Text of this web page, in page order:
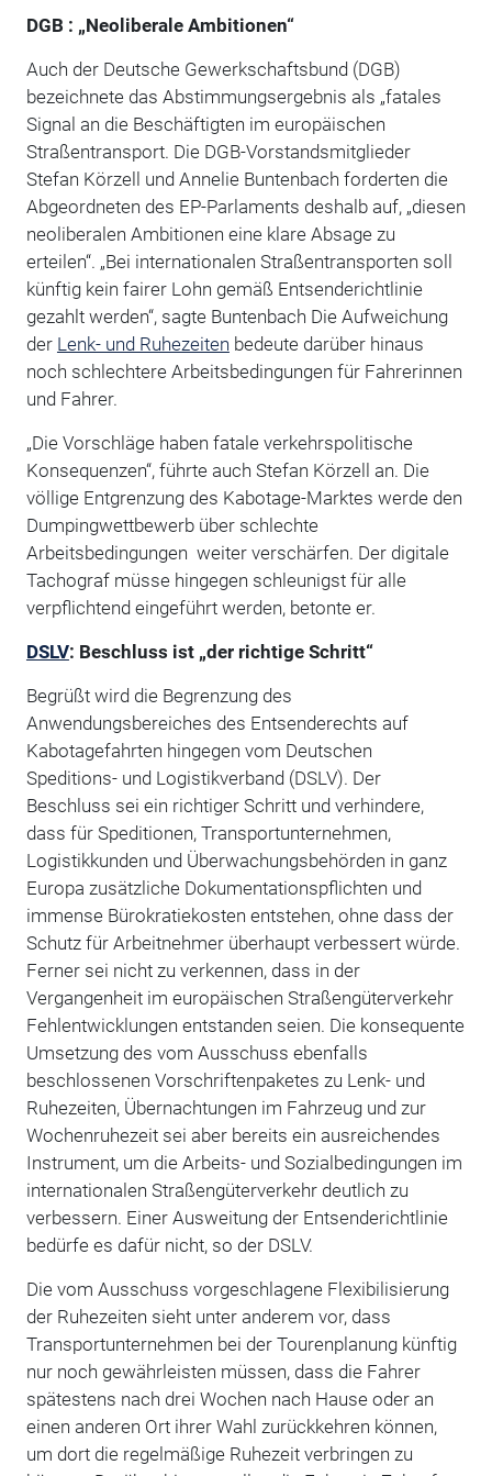
DGB : „Neoliberale Ambitionen“
Auch der Deutsche Gewerkschaftsbund (DGB)
bezeichnete das Abstimmungsergebnis als „fatales
Signal an die Beschäftigten im europäischen
Straßentransport. Die DGB-Vorstandsmitglieder
Stefan Körzell und Annelie Buntenbach forderten die
Abgeordneten des EP-Parlaments deshalb auf, „diesen
neoliberalen Ambitionen eine klare Absage zu
erteilen“. „Bei internationalen Straßentransporten soll
künftig kein fairer Lohn gemäß Entsenderichtlinie
gezahlt werden“, sagte Buntenbach Die Aufweichung
der Lenk- und Ruhezeiten bedeute darüber hinaus
noch schlechtere Arbeitsbedingungen für Fahrerinnen
und Fahrer.
„Die Vorschläge haben fatale verkehrspolitische
Konsequenzen“, führte auch Stefan Körzell an. Die
völlige Entgrenzung des Kabotage-Marktes werde den
Dumpingwettbewerb über schlechte
Arbeitsbedingungen weiter verschärfen. Der digitale
Tachograf müsse hingegen schleunigst für alle
verpflichtend eingeführt werden, betonte er.
DSLV: Beschluss ist „der richtige Schritt“
Begrüßt wird die Begrenzung des
Anwendungsbereiches des Entsenderechts auf
Kabotagefahrten hingegen vom Deutschen
Speditions- und Logistikverband (DSLV). Der
Beschluss sei ein richtiger Schritt und verhindere,
dass für Speditionen, Transportunternehmen,
Logistikkunden und Überwachungsbehörden in ganz
Europa zusätzliche Dokumentationspflichten und
immense Bürokratiekosten entstehen, ohne dass der
Schutz für Arbeitnehmer überhaupt verbessert würde.
Ferner sei nicht zu verkennen, dass in der
Vergangenheit im europäischen Straßengüterverkehr
Fehlentwicklungen entstanden seien. Die konsequente
Umsetzung des vom Ausschuss ebenfalls
beschlossenen Vorschriftenpaketes zu Lenk- und
Ruhezeiten, Übernachtungen im Fahrzeug und zur
Wochenruhezeit sei aber bereits ein ausreichendes
Instrument, um die Arbeits- und Sozialbedingungen im
internationalen Straßengüterverkehr deutlich zu
verbessern. Einer Ausweitung der Entsenderichtlinie
bedürfe es dafür nicht, so der DSLV.
Die vom Ausschuss vorgeschlagene Flexibilisierung
der Ruhezeiten sieht unter anderem vor, dass
Transportunternehmen bei der Tourenplanung künftig
nur noch gewährleisten müssen, dass die Fahrer
spätestens nach drei Wochen nach Hause oder an
einen anderen Ort ihrer Wahl zurückkehren können,
um dort die regelmäßige Ruhezeit verbringen zu